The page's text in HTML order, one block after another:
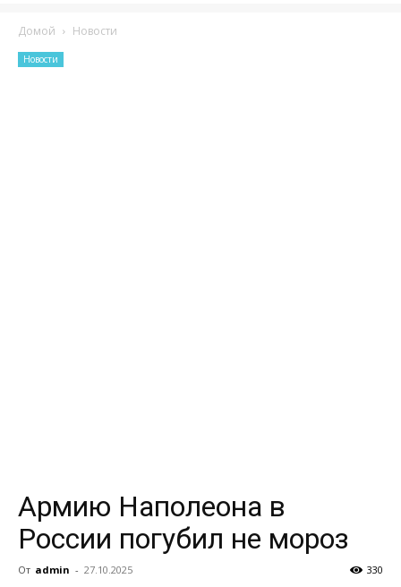
Домой Новости
Новости
Армию Наполеона в
России погубил не мороз
От admin - 27.10.2025 330